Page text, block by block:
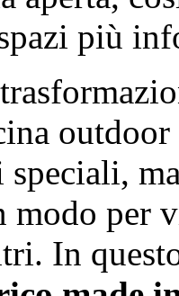
più
modo per
In